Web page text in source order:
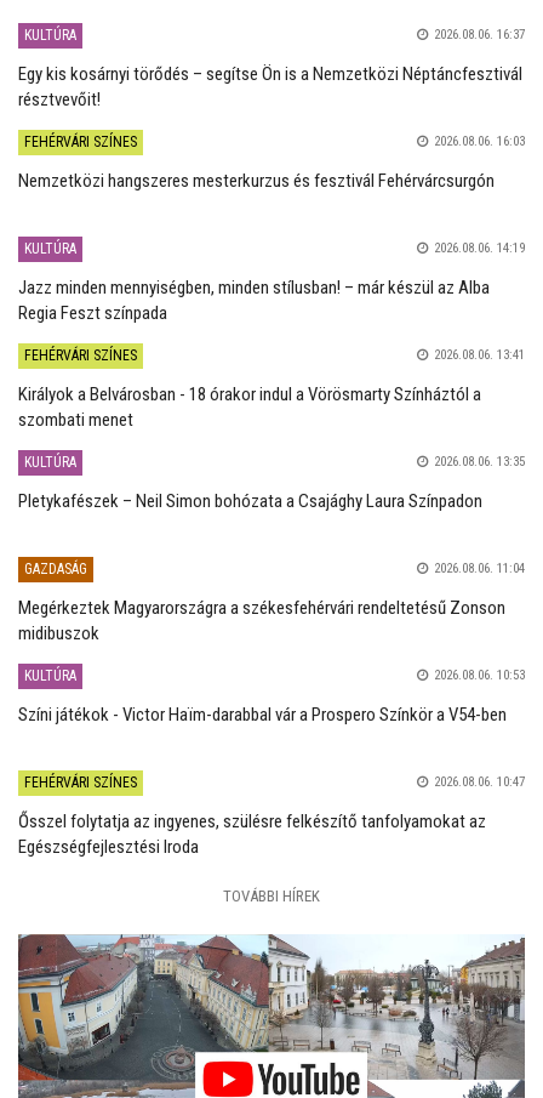
KULTÚRA 2026.08.06. 16:37
Egy kis kosárnyi törődés – segítse Ön is a Nemzetközi Néptáncfesztivál
résztvevőit!
FEHÉRVÁRI SZÍNES 2026.08.06. 16:03
Nemzetközi hangszeres mesterkurzus és fesztivál Fehérvárcsurgón
KULTÚRA 2026.08.06. 14:19
Jazz minden mennyiségben, minden stílusban! – már készül az Alba
Regia Feszt színpada
FEHÉRVÁRI SZÍNES 2026.08.06. 13:41
Királyok a Belvárosban - 18 órakor indul a Vörösmarty Színháztól a
szombati menet
KULTÚRA 2026.08.06. 13:35
Pletykafészek – Neil Simon bohózata a Csajághy Laura Színpadon
GAZDASÁG 2026.08.06. 11:04
Megérkeztek Magyarországra a székesfehérvári rendeltetésű Zonson
midibuszok
KULTÚRA 2026.08.06. 10:53
Színi játékok - Victor Haïm-darabbal vár a Prospero Színkör a V54-ben
FEHÉRVÁRI SZÍNES 2026.08.06. 10:47
Ősszel folytatja az ingyenes, szülésre felkészítő tanfolyamokat az
Egészségfejlesztési Iroda
TOVÁBBI HÍREK